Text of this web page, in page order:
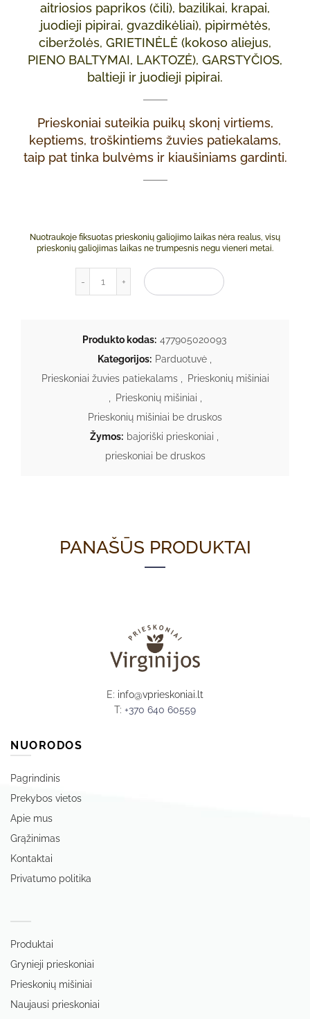
aitriosios paprikos (čili), bazilikai, krapai,
juodieji pipirai, gvazdikėliai), pipirmėtės,
ciberžolės, GRIETINĖLĖ (kokoso aliejus,
PIENO BALTYMAI, LAKTOZĖ), GARSTYČIOS,
baltieji ir juodieji pipirai.
Prieskoniai suteikia puikų skonį virtiems,
keptiems, troškintiems žuvies patiekalams,
taip pat tinka bulvėms ir kiaušiniams gardinti.
Nuotraukoje fiksuotas prieskonių galiojimo laikas nėra realus, visų
prieskonių galiojimas laikas ne trumpesnis negu vieneri metai.
produkto kiekis: Bajoriški žuvų prieskoniai 50g
Produkto kodas: 477905020093
Kategorijos: Parduotuvė
Prieskoniai žuvies patiekalams
Prieskonių mišiniai
Prieskonių mišiniai
Prieskonių mišiniai be druskos
Žymos: bajoriški prieskoniai
prieskoniai be druskos
PANAŠŪS PRODUKTAI
E: info@vprieskoniai.lt
T: +370 640 60559
NUORODOS
Pagrindinis
Prekybos vietos
Apie mus
Grąžinimas
Kontaktai
Privatumo politika
Produktai
Grynieji prieskoniai
Prieskonių mišiniai
Naujausi prieskoniai